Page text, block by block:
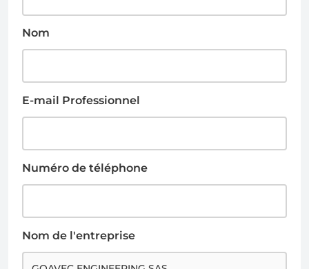
Nom
E-mail Professionnel
Numéro de téléphone
Nom de l'entreprise